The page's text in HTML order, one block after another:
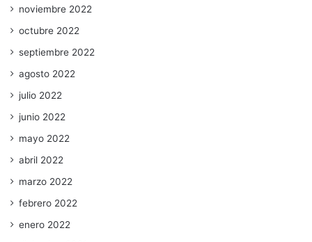
noviembre 2022
octubre 2022
septiembre 2022
agosto 2022
julio 2022
junio 2022
mayo 2022
abril 2022
marzo 2022
febrero 2022
enero 2022